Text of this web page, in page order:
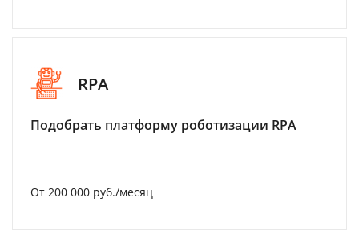
RPA
Подобрать платформу роботизации RPA
От 200 000 руб./месяц